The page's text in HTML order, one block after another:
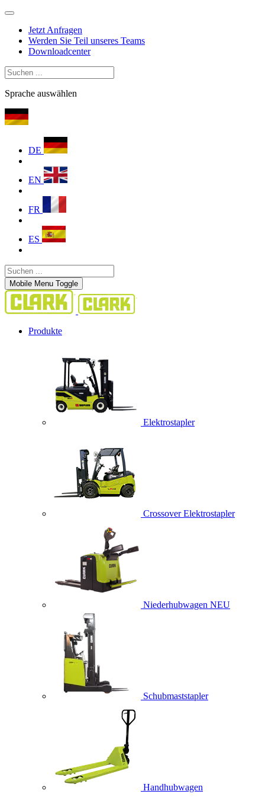
Jetzt Anfragen
Werden Sie Teil unseres Teams
Downloadcenter
Sprache auswählen
DE
EN
FR
ES
Mobile Menu Toggle
Produkte
Elektrostapler
Crossover Elektrostapler
Niederhubwagen NEU
Schubmaststapler
Handhubwagen